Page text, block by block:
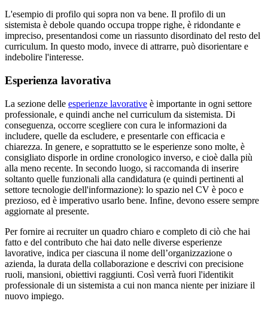
L'esempio di profilo qui sopra non va bene. Il profilo di un
sistemista è debole quando occupa troppe righe, è ridondante e
impreciso, presentandosi come un riassunto disordinato del resto del
curriculum. In questo modo, invece di attrarre, può disorientare e
indebolire l'interesse.
Esperienza lavorativa
La sezione delle esperienze lavorative è importante in ogni settore
professionale, e quindi anche nel curriculum da sistemista. Di
conseguenza, occorre scegliere con cura le informazioni da
includere, quelle da escludere, e presentarle con efficacia e
chiarezza. In genere, e soprattutto se le esperienze sono molte, è
consigliato disporle in ordine cronologico inverso, e cioè dalla più
alla meno recente. In secondo luogo, si raccomanda di inserire
soltanto quelle funzionali alla candidatura (e quindi pertinenti al
settore tecnologie dell'informazione): lo spazio nel CV è poco e
prezioso, ed è imperativo usarlo bene. Infine, devono essere sempre
aggiornate al presente.
Per fornire ai recruiter un quadro chiaro e completo di ciò che hai
fatto e del contributo che hai dato nelle diverse esperienze
lavorative, indica per ciascuna il nome dell’organizzazione o
azienda, la durata della collaborazione e descrivi con precisione
ruoli, mansioni, obiettivi raggiunti. Così verrà fuori l'identikit
professionale di un sistemista a cui non manca niente per iniziare il
nuovo impiego.